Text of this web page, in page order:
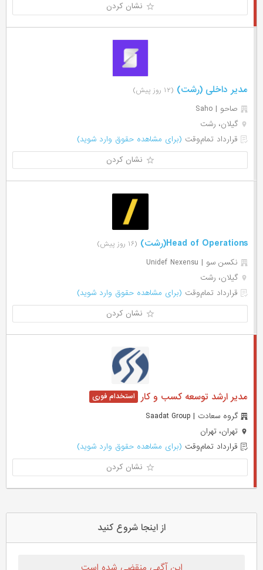
نشان کردن
مدیر داخلی (رشت) (۱۲ روز پیش)
صاحو | Saho
گیلان، رشت
قرارداد تمام‌وقت (برای مشاهده حقوق وارد شوید)
نشان کردن
Head of Operations(رشت) (۱۶ روز پیش)
نکسن سو | Unidef Nexensu
گیلان، رشت
قرارداد تمام‌وقت (برای مشاهده حقوق وارد شوید)
نشان کردن
مدیر ارشد توسعه کسب و کار
گروه سعادت | Saadat Group
تهران، تهران
قرارداد تمام‌وقت (برای مشاهده حقوق وارد شوید)
نشان کردن
از اینجا شروع کنید